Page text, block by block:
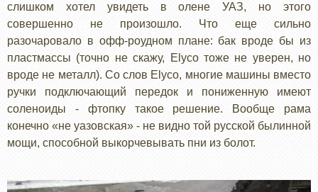
слишком хотел увидеть в олене УАЗ, но этого
совершенно не произошло. Что еще сильно
разочаровало в офф-роудном плане: бак вроде бы из
пластмассы (точно не скажу, Elyco тоже не уверен, но
вроде не металл). Со слов Elyco, многие машины вместо
ручки подключающий передок и пониженную имеют
соленоиды - фтопку такое решение. Вообще рама
конечно «не уазовская» - не видно той русской былинной
мощи, способной выкорчевывать пни из болот.